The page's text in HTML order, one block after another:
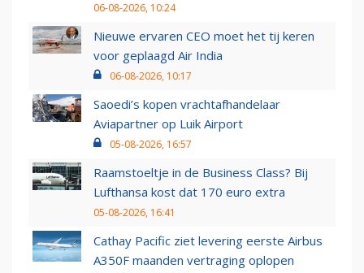
06-08-2026, 10:24
Nieuwe ervaren CEO moet het tij keren
voor geplaagd Air India
06-08-2026, 10:17
Saoedi’s kopen vrachtafhandelaar
Aviapartner op Luik Airport
05-08-2026, 16:57
Raamstoeltje in de Business Class? Bij
Lufthansa kost dat 170 euro extra
05-08-2026, 16:41
Cathay Pacific ziet levering eerste Airbus
A350F maanden vertraging oplopen